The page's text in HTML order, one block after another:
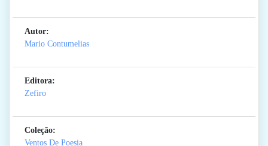
Autor:
Mario Contumelias
Editora:
Zefiro
Coleção:
Ventos De Poesia